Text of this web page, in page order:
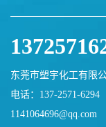
东莞市塑宇化工有限
电话：137-2571-6294
1141064696@qq.com